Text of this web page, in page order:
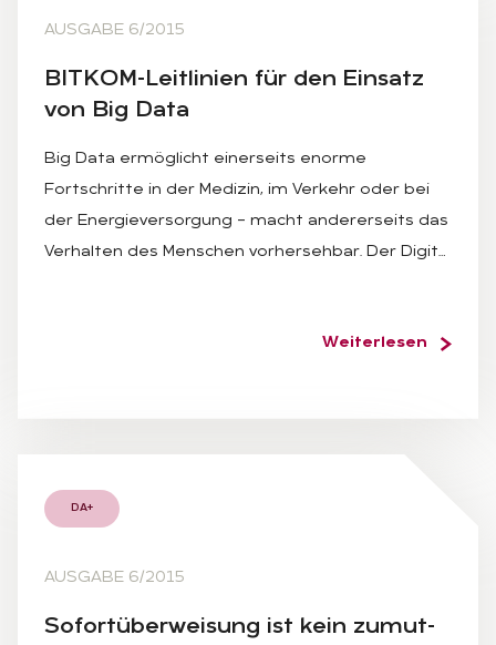
AUSGABE 6/2015
BIT­KOM-Leit­li­ni­en für den Ein­satz
von Big Data
Big Data ermöglicht einerseits enorme
Fortschritte in der Medizin, im Verkehr oder bei
der Energieversorgung – macht andererseits das
Verhalten des Menschen vorhersehbar. Der Digit…
Weiterlesen
DA+
AUSGABE 6/2015
So­fort­über­wei­sung ist kein zu­mut­